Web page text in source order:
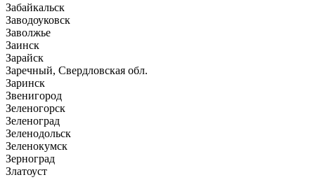
Забайкальск
Заводоуковск
Заволжье
Заинск
Зарайск
Заречный, Свердловская обл.
Заринск
Звенигород
Зеленогорск
Зеленоград
Зеленодольск
Зеленокумск
Зерноград
Златоуст